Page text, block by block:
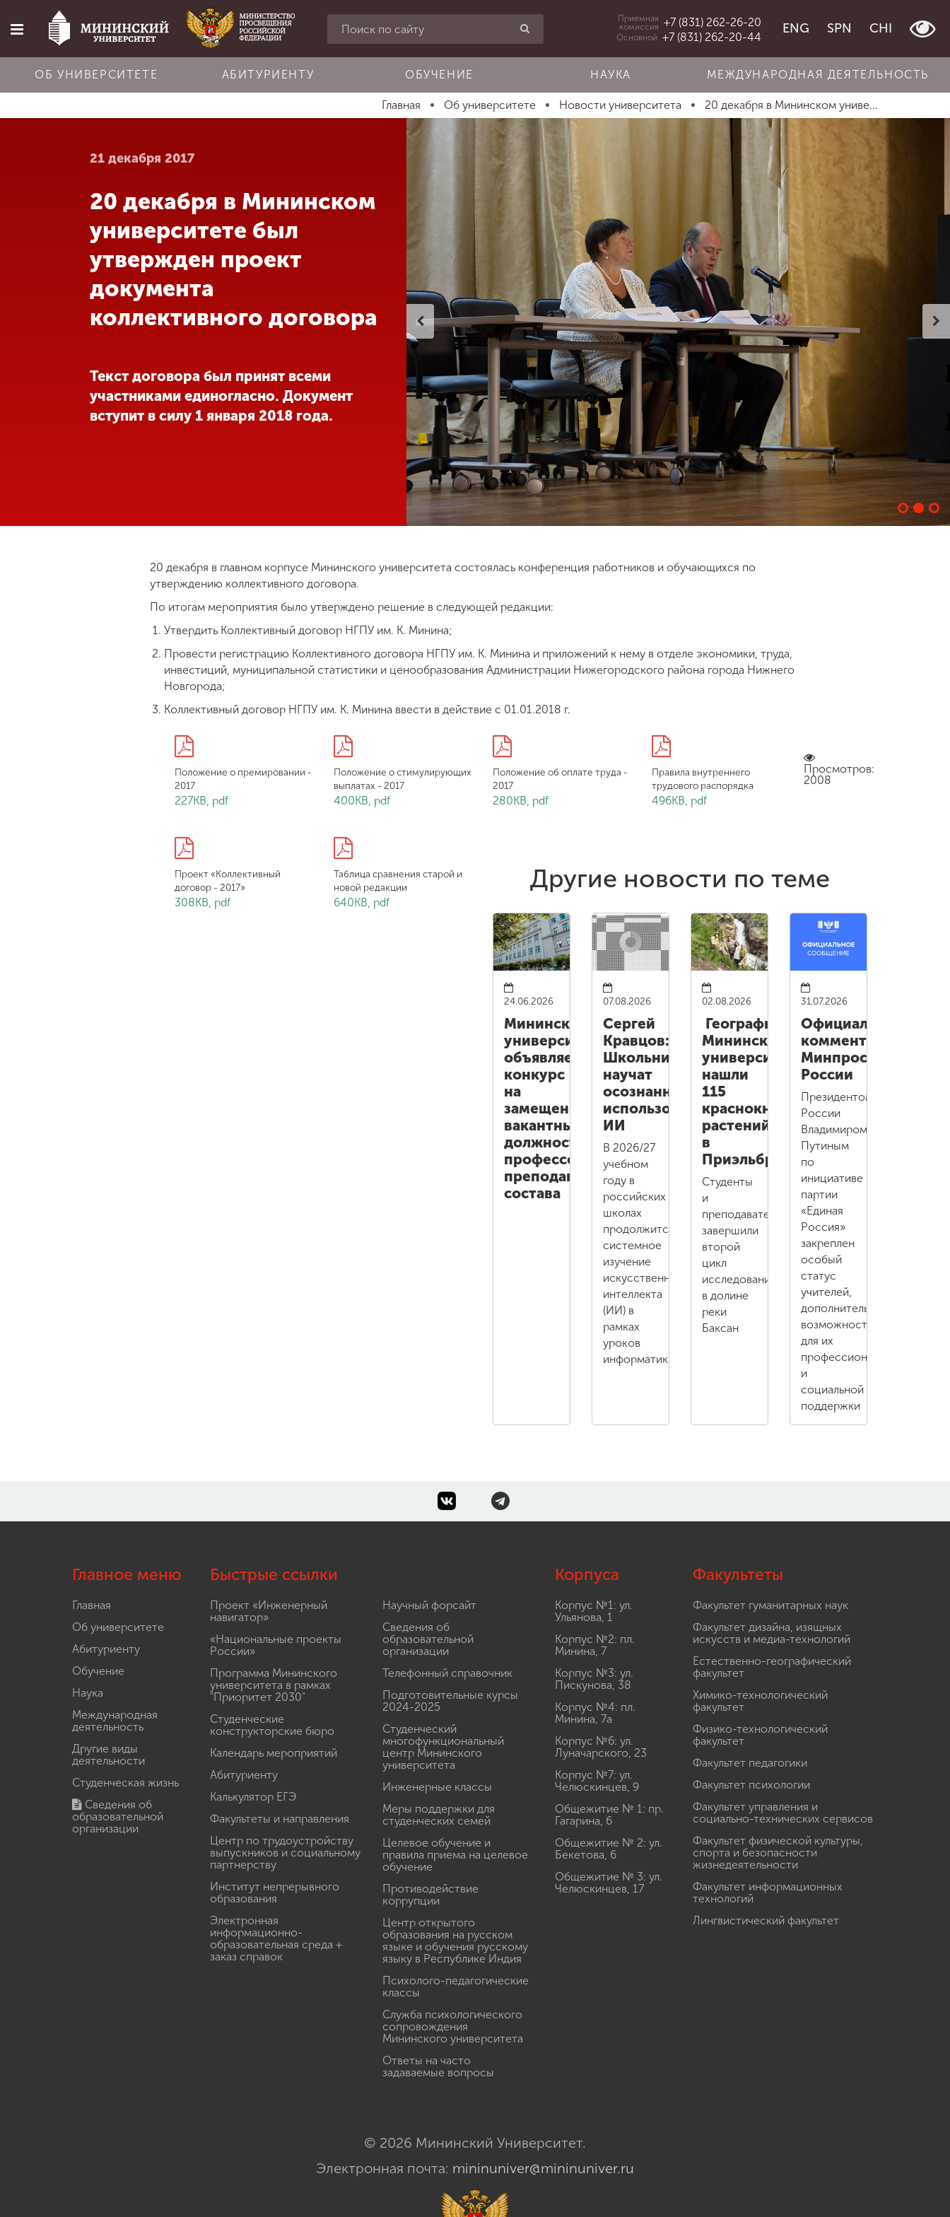
Главная
Об университете
Абитуриенту
Обучение
Другие виды
деятельности
Приемная
комиссия +7 (831) 262-26-20
Основной +7 (831) 262-20-44
ENG SPN CHI
ОБ УНИВЕРСИТЕТЕ АБИТУРИЕНТУ ОБУЧЕНИЕ НАУКА МЕЖДУНАРОДНАЯ ДЕЯТЕЛЬНОСТЬ
Главная Об университете Новости университета 20 декабря в Мининском униве...
21 декабря 2017
20 декабря в Мининском
университете был
утвержден проект
документа
коллективного договора
Текст договора был принят всеми
участниками единогласно. Документ
вступит в силу 1 января 2018 года.
20 декабря в главном корпусе Мининского университета состоялась конференция работников и обучающихся по
утверждению коллективного договора.
По итогам мероприятия было утверждено решение в следующей редакции:
Утвердить Коллективный договор НГПУ им. К. Минина;
Провести регистрацию Коллективного договора НГПУ им. К. Минина и приложений к нему в отделе экономики, труда,
инвестиций, муниципальной статистики и ценообразования Администрации Нижегородского района города Нижнего
Новгорода;
Коллективный договор НГПУ им. К. Минина ввести в действие с 01.01.2018 г.
Положение о премировании -
2017
227KB, pdf
Положение о стимулирующих
выплатах - 2017
400KB, pdf
Положение об оплате труда -
2017
280KB, pdf
Правила внутреннего
трудового распорядка
496KB, pdf
Проект «Коллективный
договор - 2017»
308KB, pdf
Таблица сравнения старой и
новой редакции
640KB, pdf
Просмотров:
2008
Другие новости по теме
24.06.2026
Мининский
университет
объявляет
конкурс
на
замещение
вакантных
должностей
профессорско-
преподавательского
состава
07.08.2026
Сергей
Кравцов:
Школьников
научат
осознанно
использовать
ИИ
В 2026/27
учебном
году в
российских
школах
продолжится
системное
изучение
искусственного
интеллекта
(ИИ) в
рамках
уроков
информатики
02.08.2026
Географы
Мининского
университета
нашли
115
краснокнижных
растений
в
Приэльбрусье
Студенты
и
преподаватели
завершили
второй
цикл
исследований
в долине
реки
Баксан
31.07.2026
Официальный
комментарий
Минпросвещения
России
Президентом
России
Владимиром
Путиным
по
инициативе
партии
«Единая
Россия»
закреплен
особый
статус
учителей,
дополнительные
возможности
для их
профессиональной
и
социальной
поддержки
Главное меню
Главная
Об университете
Абитуриенту
Обучение
Наука
Международная
деятельность
Другие виды
деятельности
Студенческая жизнь
Сведения об
образовательной
организации
Быстрые ссылки
Проект «Инженерный
навигатор»
«Национальные проекты
России»
Программа Мининского
университета в рамках
"Приоритет 2030"
Студенческие
конструкторские бюро
Календарь мероприятий
Абитуриенту
Калькулятор ЕГЭ
Факультеты и направления
Центр по трудоустройству
выпускников и социальному
партнерству
Институт непрерывного
образования
Электронная
информационно-
образовательная среда +
заказ справок
Научный форсайт
Сведения об
образовательной
организации
Телефонный справочник
Подготовительные курсы
2024-2025
Студенческий
многофункциональный
центр Мининского
университета
Инженерные классы
Меры поддержки для
студенческих семей
Целевое обучение и
правила приема на целевое
обучение
Противодействие
коррупции
Центр открытого
образования на русском
языке и обучения русскому
языку в Республике Индия
Психолого-педагогические
классы
Служба психологического
сопровождения
Мининского университета
Ответы на часто
задаваемые вопросы
Корпуса
Корпус №1: ул.
Ульянова, 1
Корпус №2: пл.
Минина, 7
Корпус №3: ул.
Пискунова, 38
Корпус №4: пл.
Минина, 7а
Корпус №6: ул.
Луначарского, 23
Корпус №7: ул.
Челюскинцев, 9
Общежитие № 1: пр.
Гагарина, 6
Общежитие № 2: ул.
Бекетова, 6
Общежитие № 3: ул.
Челюскинцев, 17
Факультеты
Факультет гуманитарных наук
Факультет дизайна, изящных
искусств и медиа-технологий
Естественно-географический
факультет
Химико-технологический
факультет
Физико-технологический
факультет
Факультет педагогики
Факультет психологии
Факультет управления и
социально-технических сервисов
Факультет физической культуры,
спорта и безопасности
жизнедеятельности
Факультет информационных
технологий
Лингвистический факультет
© 2026 Мининский Университет.
Электронная почта: mininuniver@mininuniver.ru